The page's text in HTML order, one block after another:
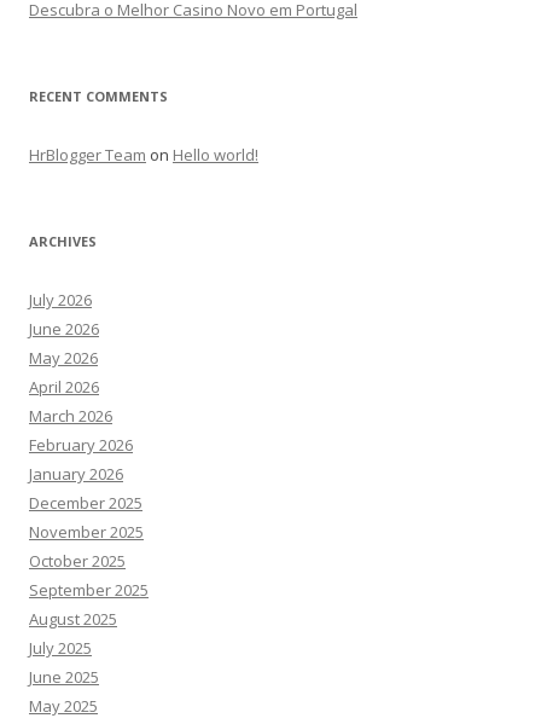
Descubra o Melhor Casino Novo em Portugal
RECENT COMMENTS
HrBlogger Team on Hello world!
ARCHIVES
July 2026
June 2026
May 2026
April 2026
March 2026
February 2026
January 2026
December 2025
November 2025
October 2025
September 2025
August 2025
July 2025
June 2025
May 2025